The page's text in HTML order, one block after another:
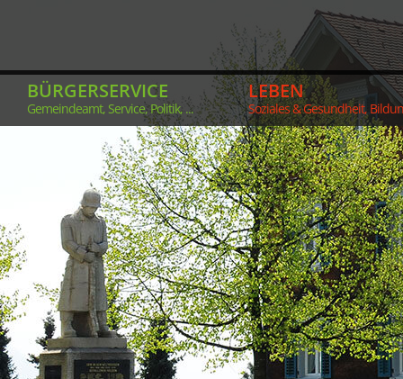
BÜRGERSERVICE
Gemeindeamt, Service, Politik, ...
LEBEN
Soziales & Gesundheit,